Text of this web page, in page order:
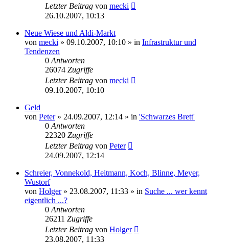
Letzter Beitrag von mecki
26.10.2007, 10:13
Neue Wiese und Aldi-Markt
von mecki » 09.10.2007, 10:10 » in Infrastruktur und
Tendenzen
0 Antworten
26074 Zugriffe
Letzter Beitrag von mecki
09.10.2007, 10:10
Geld
von Peter» 24.09.2007, 12:14 » in 'Schwarzes Brett'
0 Antworten
22320 Zugriffe
Letzter Beitrag von Peter
24.09.2007, 12:14
Schreier, Vonnekold, Heitmann, Koch, Blinne, Meyer,
Wustorf
von Holger» 23.08.2007, 11:33 » in Suche ... wer kennt
eigentlich ...?
0 Antworten
26211 Zugriffe
Letzter Beitrag von Holger
23.08.2007, 11:33